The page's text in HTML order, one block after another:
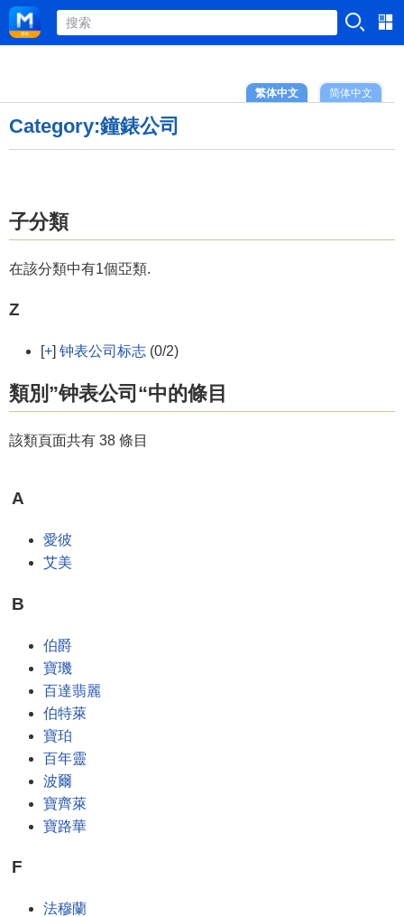
简体中文
繁体中文
Category:鐘錶公司
子分類
在該分類中有1個亞類.
Z
[+] 钟表公司标志 (0/2)
類別”钟表公司“中的條目
該類頁面共有 38 條目
A
愛彼
艾美
B
伯爵
寶璣
百達翡麗
伯特萊
寶珀
百年靈
波爾
寶齊萊
寶路華
F
法穆蘭